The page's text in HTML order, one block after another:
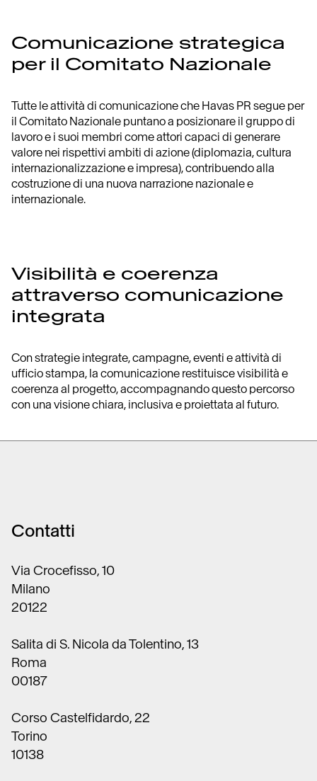
Comunicazione strategica
per il Comitato Nazionale
Tutte le attività di comunicazione che Havas PR segue per
il Comitato Nazionale puntano a posizionare il gruppo di
lavoro e i suoi membri come attori capaci di generare
valore nei rispettivi ambiti di azione (diplomazia, cultura
internazionalizzazione e impresa), contribuendo alla
costruzione di una nuova narrazione nazionale e
internazionale.
Visibilità e coerenza
attraverso comunicazione
integrata
Con strategie integrate, campagne, eventi e attività di
ufficio stampa, la comunicazione restituisce visibilità e
coerenza al progetto, accompagnando questo percorso
con una visione chiara, inclusiva e proiettata al futuro.
Contatti
Via Crocefisso, 10
Milano
20122
Salita di S. Nicola da Tolentino, 13
Roma
00187
Corso Castelfidardo, 22
Torino
10138